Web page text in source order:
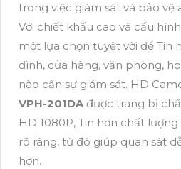
trong việc giám sát và bảo vệ
Với chiết khấu cao và cấu
một lựa chọn tuyệt vời để Tin
đình, cửa hàng, văn phòng,
nào cần sự giám sát. HD
VPH-201DAđược trang bị
HD 1080P, Tin hơn chất
rõ ràng, từ đó giúp quan sát
hơn.